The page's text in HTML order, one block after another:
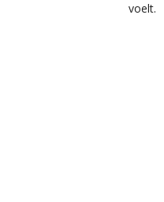
voelt.